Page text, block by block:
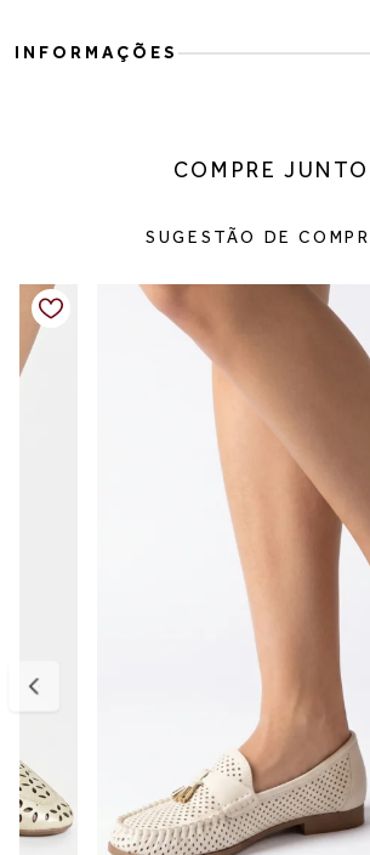
INFORMAÇÕES
estabilidade com uma plataforma discreta,
insumos reciclados, proporciona mais conforto
Detalhes do produto:
Material: couro
Cor: off white
Salto: baixo (plataforma)
Altura do salto: aproximadamente 3 cm
Diferenciais: palmilha termoconformada com
mais conforto e melhor adaptação ao pé,
sola com leve elevação que traz estabilidade,
sofisticado no cabedal, design versátil para
34 — aproximadamente 22,6 cm
35 — aproximadamente 23,3 cm
37 — aproximadamente 24,6 cm
39 — aproximadamente 26 cm
Para escolher o tamanho ideal, meça seu pé
calcanhar e adicione cerca de 0,5 cm de folga
no uso. Se estiver entre dois tamanhos, opte
encaixe mais confortável. E, se precisar
gratuita.
COMPRE JUNTO
SUGESTÃO DE